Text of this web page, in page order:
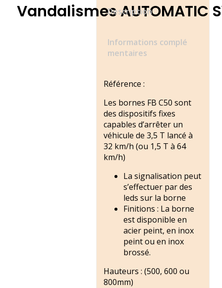
Vandalismes AUTOMATIC
Description
Informations complé
mentaires
Référence :
Les bornes FB C50 sont
des dispositifs fixes
capables d’arrêter un
véhicule de 3,5 T lancé à
32 km/h (ou 1,5 T à 64
km/h)
La signalisation peut
s’effectuer par des
leds sur la borne
Finitions : La borne
est disponible en
acier peint, en inox
peint ou en inox
brossé.
Hauteurs : (500, 600 ou
800mm)